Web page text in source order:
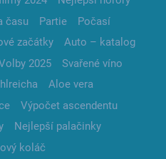
času Partie
Počasí
začátky
Auto – katalog
2025
Svařené víno
Aloe vera
Výpočet ascendentu
Nejlepší palačinky
koláč